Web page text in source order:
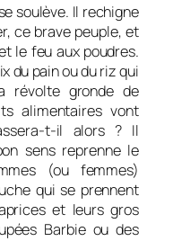
soulève. Il rechigne
ce brave peuple, et
le feu aux poudres.
du pain ou du riz qui
révolte gronde de
alimentaires vont
t-il alors ? Il
sens reprenne le
(ou femmes)
qui se prennent
et leurs gros
Barbie ou des